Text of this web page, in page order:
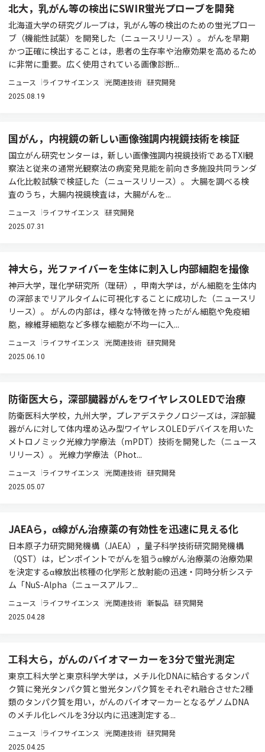
北大，乳がん等の検出にSWIR蛍光プローブを開発
北海道大学の研究グループは，乳がん等の検出のための蛍光プロー
ブ（機能性試薬）を開発した（ニュースリリース）。 がんを早期
かつ正確に検出することは，患者の生存率や治療効果を高めるため
に非常に重要。広く使用されている画像診断...
ニュース ライフサイエンス 光関連技術 研究開発
2025.08.19
国がん，内視鏡の新しい画像強調内視鏡技術を検証
国立がん研究センターは，新しい画像強調内視鏡技術であるTXI観
察法と従来の通常光観察法の病変発見能を前向き多施設共同ランダ
ム化比較試験で検証した（ニュースリリース）。 大腸を調べる検
査のうち，大腸内視鏡検査は，大腸がんを...
ニュース ライフサイエンス 研究開発
2025.07.31
神大ら，光ファイバーを生体に刺入し内部細胞を撮像
神戸大学，理化学研究所（理研），甲南大学は，がん細胞を生体内
の深部までリアルタイムに可視化することに成功した（ニュースリ
リース）。 がんの内部は，様々な特徴を持ったがん細胞や免疫細
胞，線維芽細胞など多様な細胞が不均一に入...
ニュース ライフサイエンス 光関連技術 研究開発
2025.06.10
防衛医大ら，深部臓器がんをワイヤレスOLEDで治療
防衛医科大学校，九州大学，プレアデステクノロジーズは，深部臓
器がんに対して体内埋め込み型ワイヤレスOLEDデバイスを用いた
メトロノミック光線力学療法（mPDT）技術を開発した（ニュース
リリース）。 光線力学療法（Phot...
ニュース ライフサイエンス 光関連技術 研究開発
2025.05.07
JAEAら，α線がん治療薬の有効性を迅速に見える化
日本原子力研究開発機構（JAEA），量子科学技術研究開発機構
（QST）は，ピンポイントでがんを狙うα線がん治療薬の治療効果
を決定するα線放出核種の化学形と放射能の迅速・同時分析システ
ム「NuS-Alpha（ニュースアルフ...
ニュース ライフサイエンス 光関連技術 新製品 研究開発
2025.04.28
工科大ら，がんのバイオマーカーを3分で蛍光測定
東京工科大学と東京科学大学は，メチル化DNAに結合するタンパ
ク質に発光タンパク質と蛍光タンパク質をそれぞれ融合させた2種
類のタンパク質を用い，がんのバイオマーカーとなるゲノムDNA
のメチル化レベルを3分以内に迅速測定する...
ニュース ライフサイエンス 光関連技術 研究開発
2025.04.25